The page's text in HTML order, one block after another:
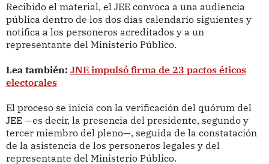
Recibido el material, el JEE convoca a una audiencia
pública dentro de los dos días calendario siguientes y
notifica a los personeros acreditados y a un
representante del Ministerio Público.
Lea también: JNE impulsó firma de 23 pactos éticos
electorales
El proceso se inicia con la verificación del quórum del
JEE —es decir, la presencia del presidente, segundo y
tercer miembro del pleno—, seguida de la constatación
de la asistencia de los personeros legales y del
representante del Ministerio Público.